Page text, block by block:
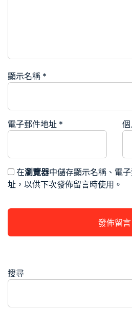
顯示名稱 *
電子郵件地址 *
在瀏覽器中儲存顯示名稱、電
址，以供下次發佈留言時使用。
搜尋